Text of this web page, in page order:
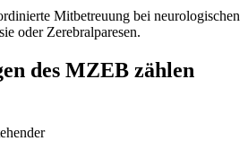
Mitbetreuung bei neurologischen
oder Zerebralparesen.
des MZEB zählen